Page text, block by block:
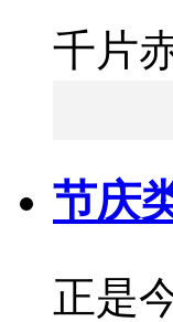
千片
节庆
正是